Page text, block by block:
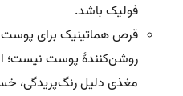
فولیک باشد.
قرص هماتینیک برای پوست
روشن‌کنندۀ پوست نیست؛
مغذی دلیل رنگ‌پریدگی،